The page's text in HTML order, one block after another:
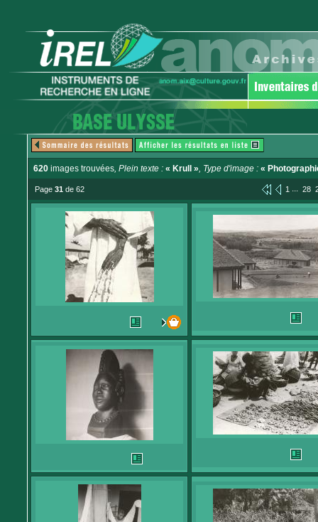
620 images trouvées, Plein texte : « Krull », Type d'image : «
Page 31 de 62 1 ... 28